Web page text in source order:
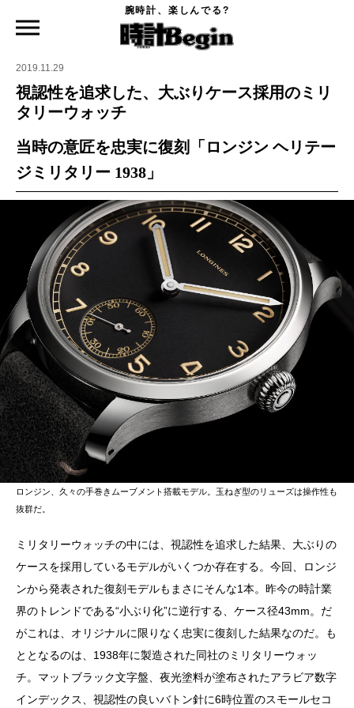
腕時計、楽しんでる?
視認性を追求した、大ぶりケース採用のミリタリーウォッチ
2019.11.29
視認性を追求した、大ぶりケース採用のミリ
タリーウォッチ
当時の意匠を忠実に復刻「ロンジン ヘリテー
ジミリタリー 1938」
ロンジン、久々の手巻きムーブメント搭載モデル。玉ねぎ型のリューズは操作性も
抜群だ。
ミリタリーウォッチの中には、視認性を追求した結果、大ぶりの
ケースを採用しているモデルがいくつか存在する。今回、ロンジ
ンから発表された復刻モデルもまさにそんな1本。昨今の時計業
界のトレンドである“小ぶり化”に逆行する、ケース径43mm。だ
がこれは、オリジナルに限りなく忠実に復刻した結果なのだ。も
ととなるのは、1938年に製造された同社のミリタリーウォッ
チ。マットブラック文字盤、夜光塗料が塗布されたアラビア数字
インデックス、視認性の良いバトン針に6時位置のスモールセコ